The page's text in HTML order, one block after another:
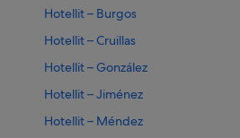
Hotellit – Burgos
Hotellit – Cruillas
Hotellit – González
Hotellit – Jiménez
Hotellit – Méndez